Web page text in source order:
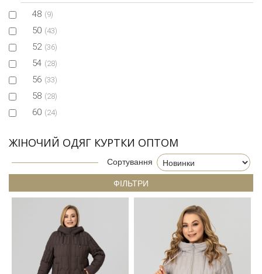
48 (9)
50 (43)
52 (36)
54 (28)
56 (33)
58 (28)
60 (24)
ЖІНОЧИЙ ОДЯГ КУРТКИ ОПТОМ
Сортування
ФІЛЬТРИ